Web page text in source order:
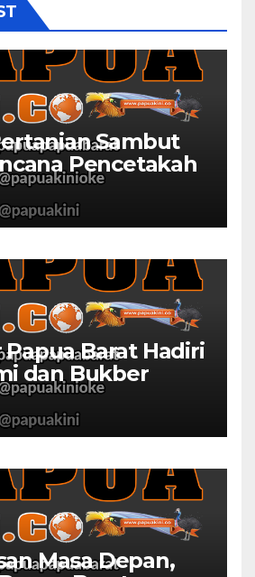
Sambut
Pencetakah
Ladang di Papua
Barat Hadiri
dan Bukber
RI dan
IPDN
Masa Depan,